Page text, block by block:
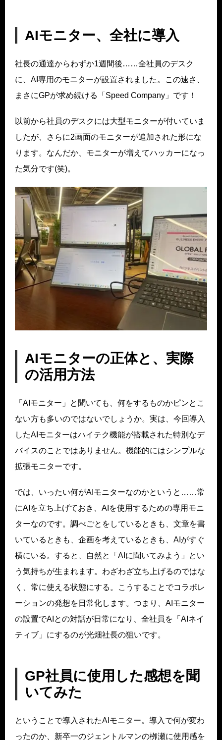
AIモニター、全社に導入
社長の通達からわずか1週間後……全社員のデスク
に、AI専用のモニターが設置されました。この速さ、
まさにGPが求め続ける「Speed Company」です！
以前から社員のデスクには大型モニターが付いていま
したが、さらに2画面のモニターが追加された形にな
ります。なんだか、モニターが増えてハッカーになっ
た気分です(笑)。
AIモニターの正体と、実際
の活用方法
「AIモニター」と聞いても、何をするものかピンとこ
ない方も多いのではないでしょうか。実は、今回導入
したAIモニターはハイテク機能が搭載された特別なデ
バイスのことではありません。機能的にはシンプルな
拡張モニターです。
では、いったい何がAIモニターなのかというと……常
にAIを立ち上げておき、AIを使用するための専用モニ
ターなのです。調べごとをしているときも、文章を書
いているときも、企画を考えているときも、AIがすぐ
横にいる。すると、自然と「AIに聞いてみよう」とい
う気持ちが生まれます。わざわざ立ち上げるのではな
く、常に使える状態にする。こうすることでコラボレ
ーションの発想を日常化します。つまり、AIモニター
の設置でAIとの対話が日常になり、全社員を「AIネイ
ティブ」にするのが光畑社長の狙いです。
GP社員に使用した感想を聞
いてみた
ということで導入されたAIモニター。導入で何が変わ
ったのか、新卒一のジェントルマンの栁瀬に使用感を